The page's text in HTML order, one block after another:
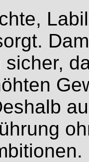
sicher,